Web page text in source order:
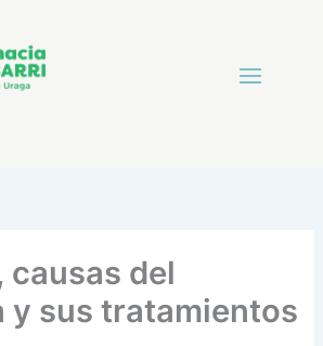
causas del
y sus tratamientos